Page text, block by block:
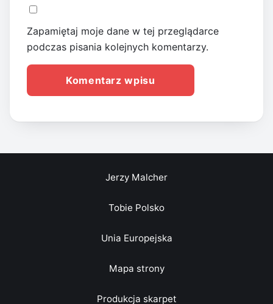
Zapamiętaj moje dane w tej przeglądarce
podczas pisania kolejnych komentarzy.
Jerzy Malcher
Tobie Polsko
Unia Europejska
Mapa strony
Produkcja skarpet